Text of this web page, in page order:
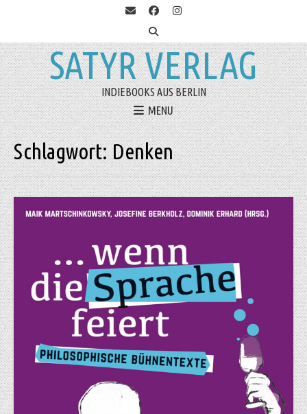
SATYR VERLAG
INDIEBOOKS AUS BERLIN
MENU
Schlagwort:Denken